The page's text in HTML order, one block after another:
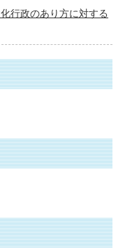
行政のあり方に対する